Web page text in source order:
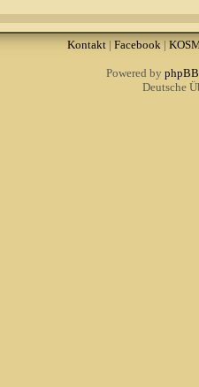
Kontakt| Facebook |
Powered by phpBB
Deutsche